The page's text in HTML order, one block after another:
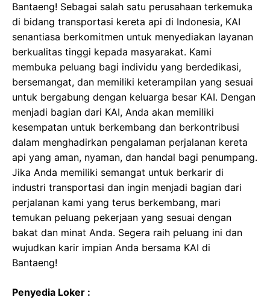
Bantaeng! Sebagai salah satu perusahaan terkemuka
di bidang transportasi kereta api di Indonesia, KAI
senantiasa berkomitmen untuk menyediakan layanan
berkualitas tinggi kepada masyarakat. Kami
membuka peluang bagi individu yang berdedikasi,
bersemangat, dan memiliki keterampilan yang sesuai
untuk bergabung dengan keluarga besar KAI. Dengan
menjadi bagian dari KAI, Anda akan memiliki
kesempatan untuk berkembang dan berkontribusi
dalam menghadirkan pengalaman perjalanan kereta
api yang aman, nyaman, dan handal bagi penumpang.
Jika Anda memiliki semangat untuk berkarir di
industri transportasi dan ingin menjadi bagian dari
perjalanan kami yang terus berkembang, mari
temukan peluang pekerjaan yang sesuai dengan
bakat dan minat Anda. Segera raih peluang ini dan
wujudkan karir impian Anda bersama KAI di
Bantaeng!
Penyedia Loker :